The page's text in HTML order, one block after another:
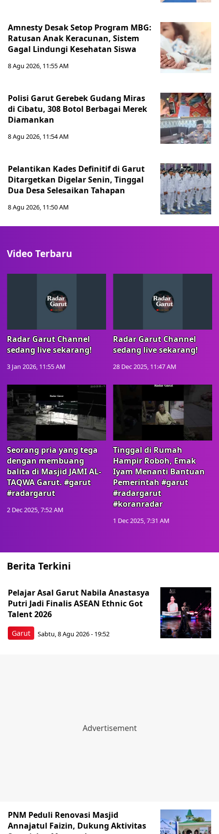
Amnesty Desak Setop Program MBG:
Ratusan Anak Keracunan, Sistem
Gagal Lindungi Kesehatan Siswa
8 Agu 2026, 11:55 AM
Polisi Garut Gerebek Gudang Miras
di Cibatu, 308 Botol Berbagai Merek
Diamankan
8 Agu 2026, 11:54 AM
Pelantikan Kades Definitif di Garut
Ditargetkan Digelar Senin, Tinggal
Dua Desa Selesaikan Tahapan
8 Agu 2026, 11:50 AM
Video Terbaru
Radar Garut Channel
sedang live sekarang!
3 Jan 2026, 11:55 AM
Radar Garut Channel
sedang live sekarang!
28 Dec 2025, 11:47 AM
Seorang pria yang tega
dengan membuang
balita di Masjid JAMI AL-
TAQWA Garut. #garut
#radargarut
2 Dec 2025, 7:52 AM
Tinggal di Rumah
Hampir Roboh, Emak
Iyam Menanti Bantuan
Pemerintah #garut
#radargarut
#koranradar
1 Dec 2025, 7:31 AM
Berita Terkini
Garut
Pelajar Asal Garut Nabila Anastasya
Putri Jadi Finalis ASEAN Ethnic Got
Talent 2026
Sabtu, 8 Agu 2026 - 19:52
PNM Peduli Renovasi Masjid
Annajatul Faizin, Dukung Aktivitas